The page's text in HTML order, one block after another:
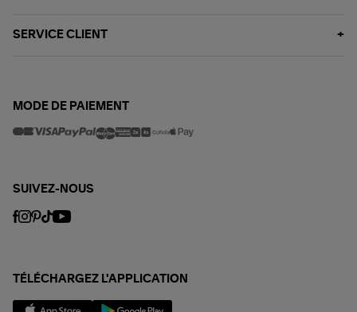
SERVICE CLIENT
MODE DE PAIEMENT
SUIVEZ-NOUS
TÉLÉCHARGEZ L'APPLICATION